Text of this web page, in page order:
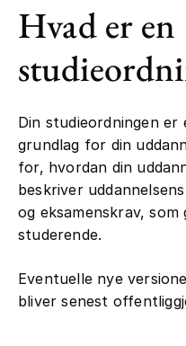
Hvad er en
Din studieordningen
grundlag for din
for, hvordan din
beskriver
og eksamenskrav,
studerende.
Eventuelle nye
bliver senest